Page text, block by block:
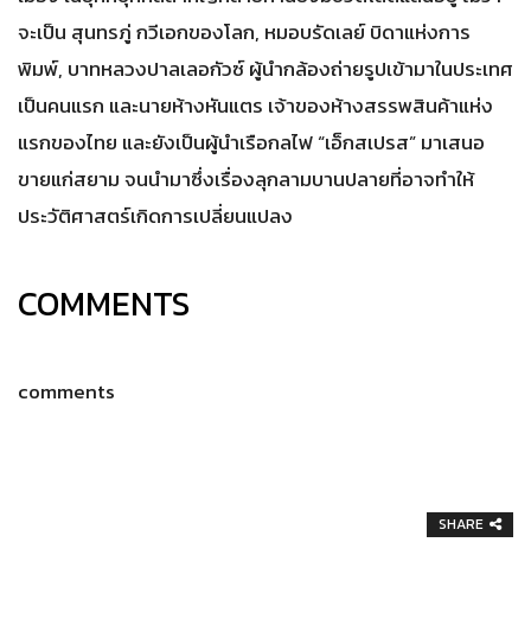
จะเป็น สุนทรภู่ กวีเอกของโลก, หมอบรัดเลย์ บิดาแห่งการ
พิมพ์, บาทหลวงปาลเลอกัวซ์ ผู้นำกล้องถ่ายรูปเข้ามาในประเทศ
เป็นคนแรก และนายห้างหันแตร เจ้าของห้างสรรพสินค้าแห่ง
แรกของไทย และยังเป็นผู้นำเรือกลไฟ “เอ็กสเปรส” มาเสนอ
ขายแก่สยาม จนนำมาซึ่งเรื่องลุกลามบานปลายที่อาจทำให้
ประวัติศาสตร์เกิดการเปลี่ยนแปลง
COMMENTS
comments
SHARE